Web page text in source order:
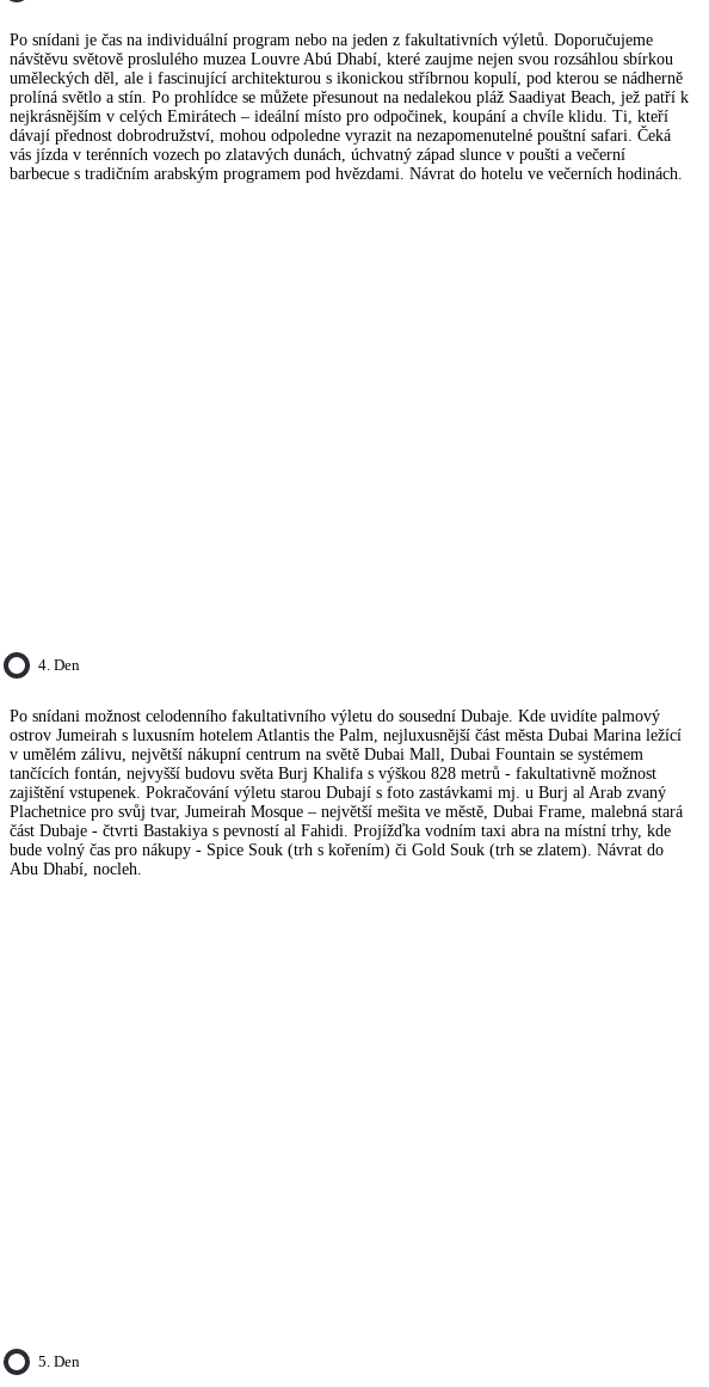
Po snídani je čas na individuální program nebo na jeden z fakultativních výletů. Doporučujeme
návštěvu světově proslulého muzea Louvre Abú Dhabí, které zaujme nejen svou rozsáhlou sbírkou
uměleckých děl, ale i fascinující architekturou s ikonickou stříbrnou kopulí, pod kterou se nádherně
prolíná světlo a stín. Po prohlídce se můžete přesunout na nedalekou pláž Saadiyat Beach, jež patří k
nejkrásnějším v celých Emirátech – ideální místo pro odpočinek, koupání a chvíle klidu. Ti, kteří
dávají přednost dobrodružství, mohou odpoledne vyrazit na nezapomenutelné pouštní safari. Čeká
vás jízda v terénních vozech po zlatavých dunách, úchvatný západ slunce v poušti a večerní
barbecue s tradičním arabským programem pod hvězdami. Návrat do hotelu ve večerních hodinách.
4. Den
Po snídani možnost celodenního fakultativního výletu do sousední Dubaje. Kde uvidíte palmový
ostrov Jumeirah s luxusním hotelem Atlantis the Palm, nejluxusnější část města Dubai Marina ležící
v umělém zálivu, největší nákupní centrum na světě Dubai Mall, Dubai Fountain se systémem
tančících fontán, nejvyšší budovu světa Burj Khalifa s výškou 828 metrů - fakultativně možnost
zajištění vstupenek. Pokračování výletu starou Dubají s foto zastávkami mj. u Burj al Arab zvaný
Plachetnice pro svůj tvar, Jumeirah Mosque – největší mešita ve městě, Dubai Frame, malebná stará
část Dubaje - čtvrti Bastakiya s pevností al Fahidi. Projížďka vodním taxi abra na místní trhy, kde
bude volný čas pro nákupy - Spice Souk (trh s kořením) či Gold Souk (trh se zlatem). Návrat do
Abu Dhabí, nocleh.
5. Den